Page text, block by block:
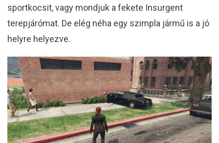
sportkocsit, vagy mondjuk a fekete Insurgent
terepjárómat. De elég néha egy szimpla jármű is a jó
helyre helyezve.